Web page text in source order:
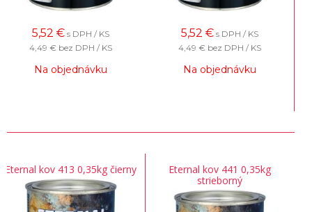
5,52 € s DPH / KS
4,49 € bez DPH / KS
Na objednávku
5,52 € s DPH / KS
4,49 € bez DPH / KS
Na objednávku
Eternal kov 413 0,35kg čierny
Eternal kov 441 0,35kg
strieborný